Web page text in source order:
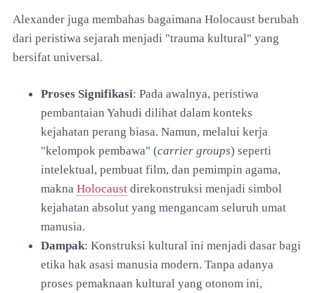
Alexander juga membahas bagaimana Holocaust berubah
dari peristiwa sejarah menjadi "trauma kultural" yang
bersifat universal.
Proses Signifikasi: Pada awalnya, peristiwa
pembantaian Yahudi dilihat dalam konteks
kejahatan perang biasa. Namun, melalui kerja
"kelompok pembawa" (carrier groups) seperti
intelektual, pembuat film, dan pemimpin agama,
makna Holocaust direkonstruksi menjadi simbol
kejahatan absolut yang mengancam seluruh umat
manusia.
Dampak: Konstruksi kultural ini menjadi dasar bagi
etika hak asasi manusia modern. Tanpa adanya
proses pemaknaan kultural yang otonom ini,